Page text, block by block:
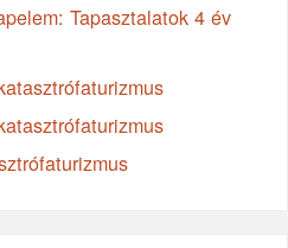
Tapasztalatok 4 év